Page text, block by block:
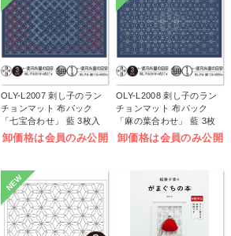
OLY-L2007 刺し子のラン
チョンマット 布パック
「七宝合わせ」 藍 3枚入
(袋)
卸価格は会員のみ公開
OLY-L2008 刺し子のラン
チョンマット 布パック
「麻の葉合わせ」 藍 3枚
入 (袋)
卸価格は会員のみ公開
NEW